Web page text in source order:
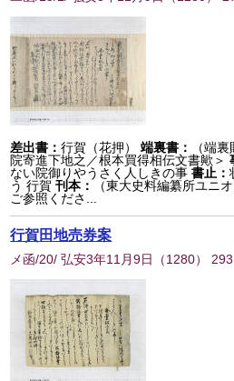
差出書：行賀（花押） 端裏書：
（端
院寄進下地之／根本買得相伝文書歟＞
ない院御りやうさく人しきの事書止：
う 行賀 刊本：
（東大史料編纂所ユニ
ご参照くださ...
行賀田地売券案
メ函/20/ 弘安3年11月9日 （1280）